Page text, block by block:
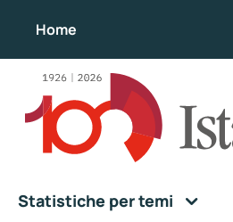
Home
Statistiche per temi